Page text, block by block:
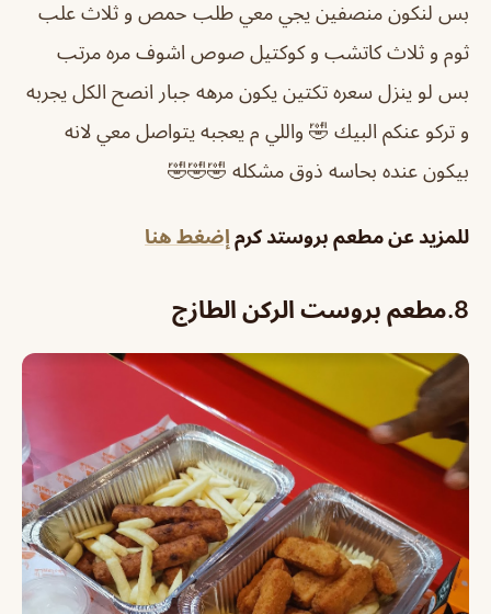
بس لنكون منصفين يجي معي طلب حمص و ثلاث علب
ثوم و ثلاث كاتشب و كوكتيل صوص اشوف مره مرتب
بس لو ينزل سعره تكتين يكون مرهه جبار انصح الكل يجربه
و تركو عنكم البيك 🤣 واللي م يعجبه يتواصل معي لانه
بيكون عنده بحاسه ذوق مشكله 🤣🤣🤣
للمزيد عن مطعم بروستد كرم إضغط هنا
8. مطعم بروست الركن الطازج